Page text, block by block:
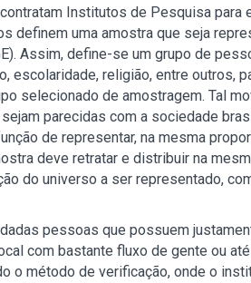
Institutos de Pesquisa para
definem uma amostra que seja
Assim, define-se um grupo de
escolaridade, religião, entre outros,
selecionado de amostragem. Tal
parecidas com a sociedade
de representar, na mesma
deve retratar e distribuir na
do universo a ser representado,
pessoas que possuem
com bastante fluxo de gente ou
o método de verificação, onde o